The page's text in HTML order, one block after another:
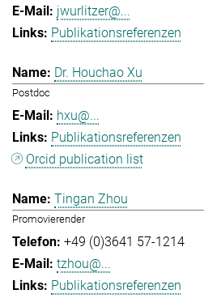
jwurlitzer@...
Publikationsreferenzen
Dr. Houchao Xu
Postdoc
hxu@...
Publikationsreferenzen
Orcid publication list
Tingan Zhou
Promovierender
+49 (0)3641 57-1214
tzhou@...
Publikationsreferenzen